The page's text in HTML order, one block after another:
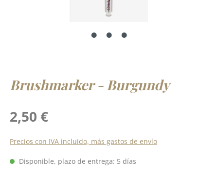
Brushmarker - Burgundy
Precio normal:
2,50 €
Precios con IVA incluido, más gastos de envío
Disponible, plazo de entrega: 5 días